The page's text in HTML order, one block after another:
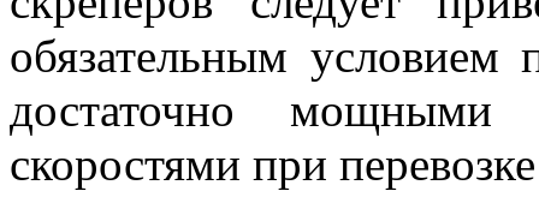
обязательным условием
достаточно
скоростями при